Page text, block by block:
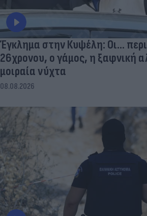
Έγκλημα στην Κυψέλη: Οι...
26χρονου, ο γάμος, η ξαφνική
μοιραία νύχτα
08.08.2026